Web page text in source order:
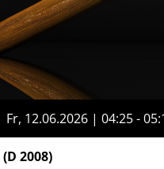
Fr, 12.06.2026 | 04:25 -
(D 2008)